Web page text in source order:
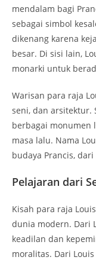
mendalam bagi
sebagai simbol
dikenang karena
besar. Di sisi lain,
monarki untuk
Warisan para raja
seni, dan arsitektur.
berbagai monumen
masa lalu. Nama
budaya Prancis,
Pelajaran dari
Kisah para raja
dunia modern. Dari
keadilan dan
moralitas. Dari